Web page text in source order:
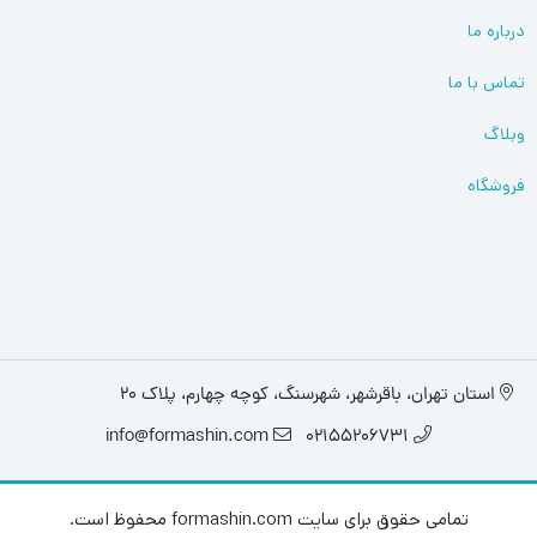
درباره ما
تماس با ما
وبلاگ
فروشگاه
استان تهران، باقرشهر، شهرسنگ، کوچه چهارم، پلاک 20
02155206731
info@formashin.com
تمامی حقوق برای سایت formashin.com محفوظ است.